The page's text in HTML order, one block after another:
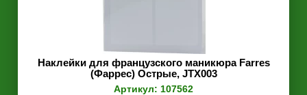
Наклейки для французского маникюра Farres
(Фаррес) Острые, JTX003
Артикул: 107562